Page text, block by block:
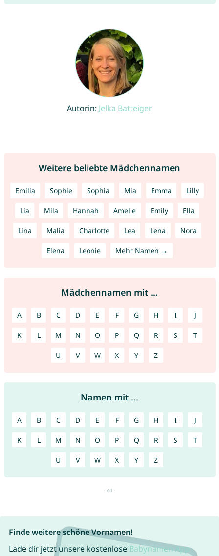
Autorin: Jelka Batteiger
Weitere beliebte Mädchennamen
Emilia Sophie Sophia Mia Emma Lilly
Lia Mila Hannah Amelie Emily Ella
Lina Malia Charlotte Lea Lena Nora
Elena Leonie Mehr Namen →
Mädchennamen mit ...
A B C D E F G H I J
K L M N O P Q R S T
U V W X Y Z
Namen mit ...
A B C D E F G H I J
K L M N O P Q R S T
U V W X Y Z
Finde weitere schöne Vornamen!
Lade dir jetzt unsere kostenlose Babynamen App